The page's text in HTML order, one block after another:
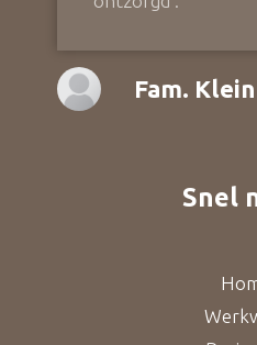
Fam.
Snel